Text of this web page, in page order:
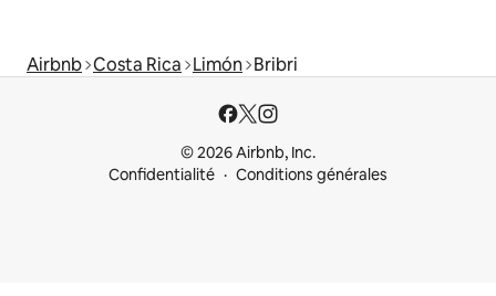
Airbnb Costa Rica Limón Bribri
© 2026 Airbnb, Inc.
Confidentialité
Conditions générales